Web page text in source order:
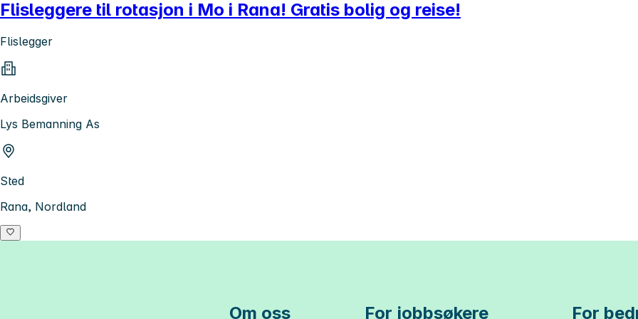
Flisleggere til rotasjon i Mo i Rana! Gratis bolig og reise!
Flislegger
Arbeidsgiver
Lys Bemanning As
Sted
Rana, Nordland
Om oss For jobbsøkere For